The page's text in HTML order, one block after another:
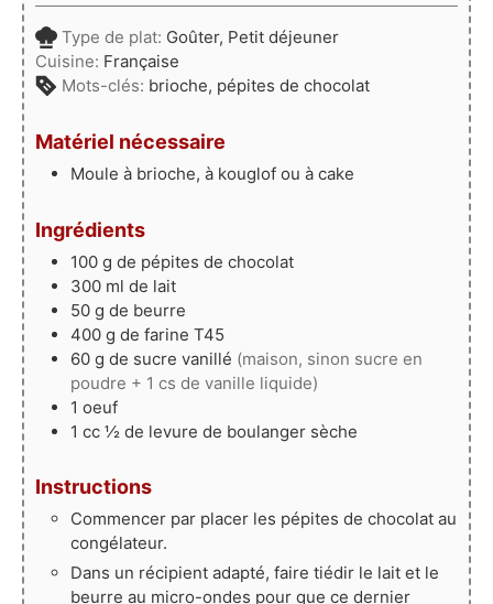
Type de plat: Goûter, Petit déjeuner
Cuisine: Française
Mots-clés: brioche, pépites de chocolat
Matériel nécessaire
Moule à brioche, à kouglof ou à cake
Ingrédients
100 g de pépites de chocolat
300 ml de lait
50 g de beurre
400 g de farine T45
60 g de sucre vanillé (maison, sinon sucre en
poudre + 1 cs de vanille liquide)
1 oeuf
1 cc ½ de levure de boulanger sèche
Instructions
Commencer par placer les pépites de chocolat au
congélateur.
Dans un récipient adapté, faire tiédir le lait et le
beurre au micro-ondes pour que ce dernier